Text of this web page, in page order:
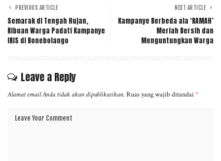
PREVIOUS ARTICLE
Semarak di Tengah Hujan,
Ribuan Warga Padati Kampanye
IRIS di Bonebolango
NEXT ARTICLE
Kampanye Berbeda ala ‘RAMAH’
Meriah Bersih dan
Menguntungkan Warga
Leave a Reply
Alamat email Anda tidak akan dipublikasikan. Ruas yang wajib ditandai*